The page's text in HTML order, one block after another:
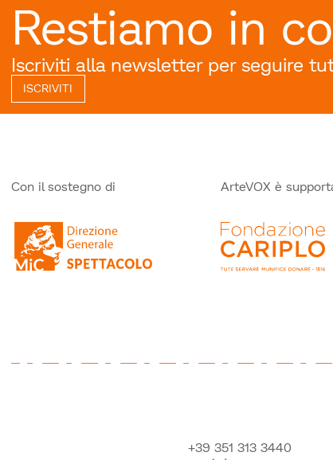
Restiamo in
Iscriviti alla newsletter per seguire
ISCRIVITI
Con il sostegno di ArteVOX è
+39 351 313 3440